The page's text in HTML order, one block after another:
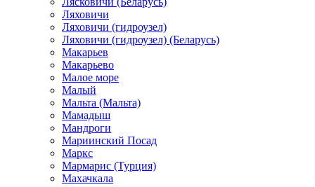
Ляховичи
Ляховичи (гидроузел)
Ляховичи (гидроузел) (Беларусь)
Макарьев
Макарьево
Малое море
Малый
Мальта (Мальта)
Мамадыш
Мандроги
Мариинский Посад
Маркс
Мармарис (Турция)
Махачкала